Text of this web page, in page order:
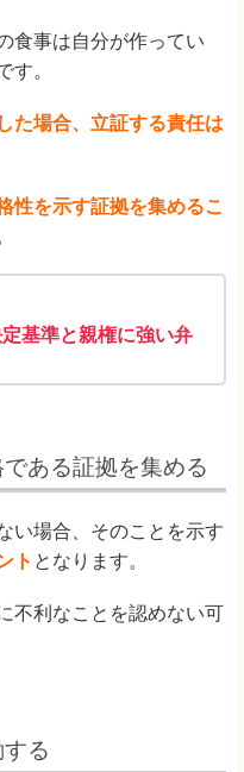
食事は自分が作ってい
す。
た場合、立証する責任は
性を示す証拠を集めるこ
基準と親権に強い弁
ある証拠を集める
い場合、そのことを示す
ト となります。
不利なことを認めない可
る